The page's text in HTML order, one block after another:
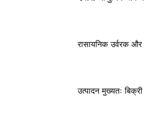
रासायनिक उर्वरक
उत्पादन मुख्यतः